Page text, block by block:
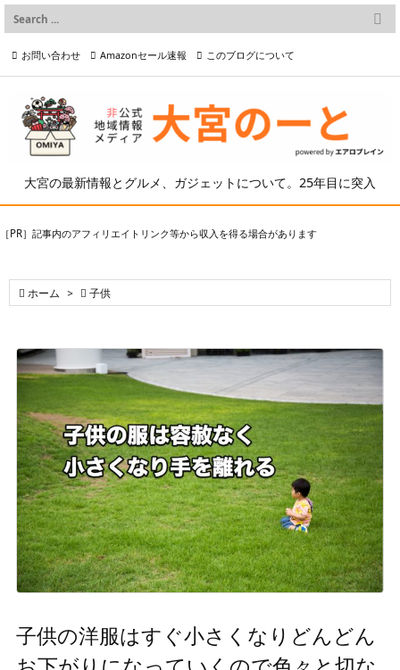
大宮の最新情報とグルメ、ガジェットについて。25年目に突入

メニュー

検索
お問い合わせ Amazonセール速報 このブログについて
プライバシーポリシー等
［PR］記事内のアフィリエイトリンク等から収入を得る場合があります
 ホーム >  子供
子供の洋服はすぐ小さくなりどんどん